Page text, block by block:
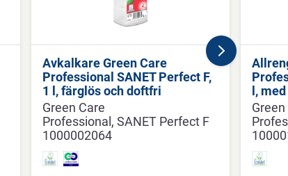
Avkalkare Green Care
Professional SANET Perfect F,
1 l, färglös och doftfri
Green Care
Professional
SANET Perfect F
1000002064
l,